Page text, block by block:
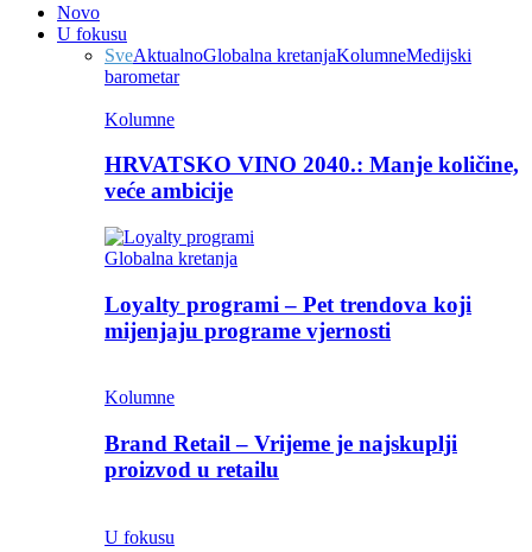
Novo
U fokusu
SveAktualnoGlobalna kretanjaKolumneMedijski
barometar
Kolumne
HRVATSKO VINO 2040.: Manje količine,
veće ambicije
Globalna kretanja
Loyalty programi – Pet trendova koji
mijenjaju programe vjernosti
Kolumne
Brand Retail – Vrijeme je najskuplji
proizvod u retailu
U fokusu